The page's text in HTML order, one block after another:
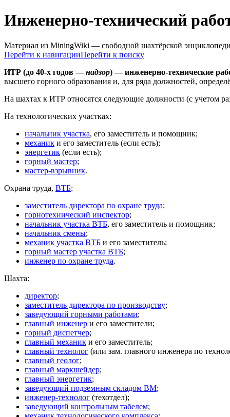
Инженерно-технический
Материал из MiningWiki — свободной шахтёрской
Перейти к навигацииПерейти к поиску
ИТР (до 40-х годов —надзор) — инженерно-технические
высшего горного образования и, для ряда должностей,
На шахтах к ИТР относятся следующие должности (с учетом
На технологических участках:
начальник участка, его заместитель и помощник;
механик и его заместитель (если есть);
энергетик (если есть);
горный мастер;
мастер-взрывник.
Охрана труда, ВТБ:
заместитель директора по охране труда;
горнотехнический инспектор;
начальник участка ВТБ, его заместитель и помощник;
начальник смены;
механик участка ВТБ и его заместитель;
горный мастер участка ВТБ;
инженер по охране труда.
Шахта:
директор;
заместитель директора по производству;
заведующий горными работами;
главный инженер и его заместители;
горный диспетчер;
главный механик и его заместитель;
главный технолог (или зам. главного инженера по
главный геолог;
главный маркшейдер;
главный энергетик;
заведующий подземным складом ВМ;
инженер-технолог (техотдел);
заведующий контрольным табелем;